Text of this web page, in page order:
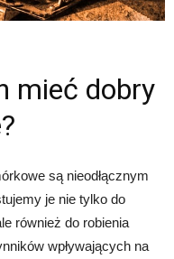
mieć dobry
są nieodłącznym
je nie tylko do
również do robienia
wpływających na